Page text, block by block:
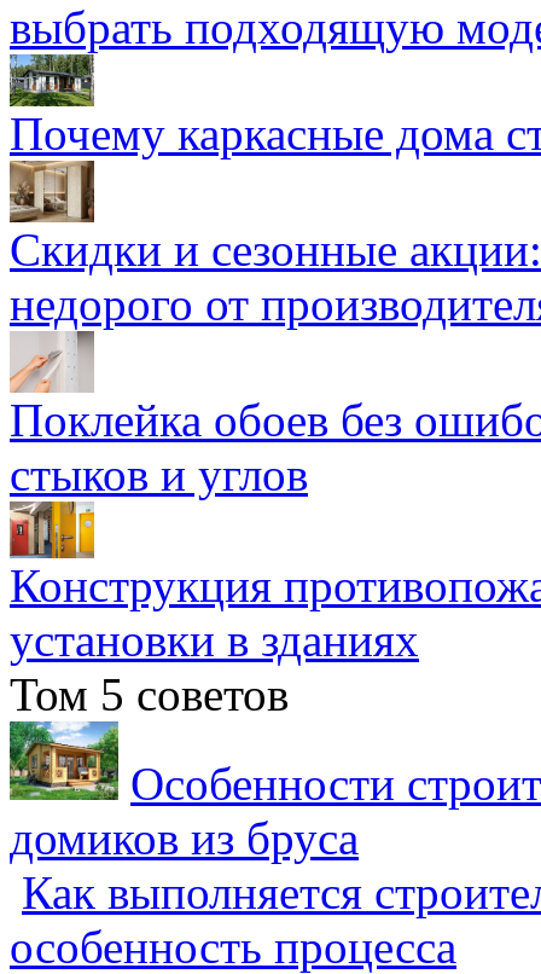
выбрать подходящую
Почему каркасные дома
Скидки и сезонные
недорого от
Поклейка обоев без
стыков и углов
Конструкция
установки в зданиях
Том 5 советов
Особенности
домиков из бруса
Как выполняется
особенность процесса